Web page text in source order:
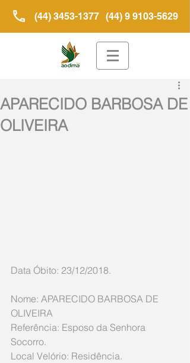
(44) 3453-1377 (44) 9 9103-5629
APARECIDO BARBOSA DE
OLIVEIRA
Data Óbito: 23/12/2018.
Nome: APARECIDO BARBOSA DE
OLIVEIRA
Referência: Esposo da Senhora
Socorro.
Local Velório: Residência.